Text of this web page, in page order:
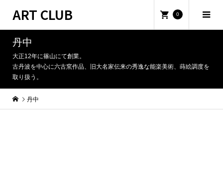
ART CLUB 0
丹中
大正12年に篠山にて創業。
古丹波を中心に六古窯作品、旧大名家伝来の秀逸な能楽美術、蒔絵調度を
取り扱う。
丹中